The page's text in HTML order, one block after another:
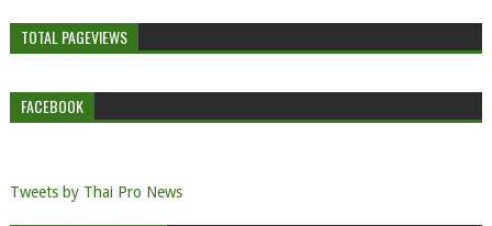
TOTAL PAGEVIEWS
FACEBOOK
Tweets by Thai Pro News